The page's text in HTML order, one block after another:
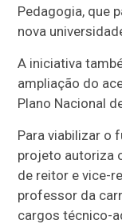
Pedagogia, que
nova
A iniciativa
ampliação do
Plano Nacional
Para viabilizar o
projeto autoriza
de reitor e vice-
professor da
cargos técnico-